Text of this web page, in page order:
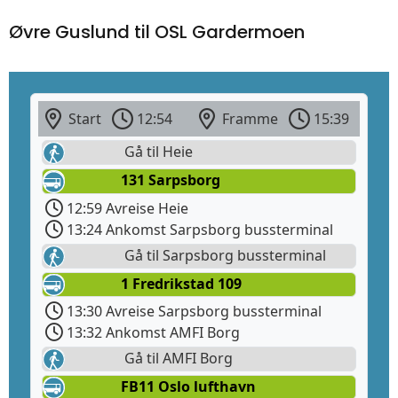
Øvre Guslund til OSL Gardermoen
Start 12:54 Framme
15:39
Gå til Heie
131 Sarpsborg
12:59 Avreise Heie
13:24 Ankomst Sarpsborg bussterminal
Gå til Sarpsborg bussterminal
1 Fredrikstad 109
13:30 Avreise Sarpsborg bussterminal
13:32 Ankomst AMFI Borg
Gå til AMFI Borg
FB11 Oslo lufthavn